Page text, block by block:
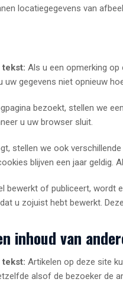
locatiegegevens van
Als u een opmerking
uw gegevens niet opnieuw
bezoekt, stellen we
u uw browser sluit.
stellen we ook
blijven een jaar geldig.
bewerkt of publiceert, wordt
u zojuist hebt bewerkt.
inhoud van
Artikelen op deze site
alsof de bezoeker de